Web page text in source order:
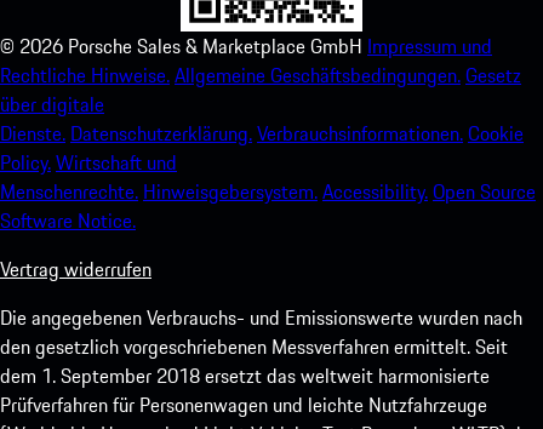
© 2026 Porsche Sales & Marketplace GmbH Impressum und
Rechtliche Hinweise.Allgemeine Geschäftsbedingungen.Gesetz
über digitale
Dienste. Datenschutzerklärung.Verbrauchsinformationen.Cookie
Policy.Wirtschaft und
Menschenrechte. Hinweisgebersystem.Accessibility.Open Source
Software Notice.
Vertrag widerrufen
Die angegebenen Verbrauchs- und Emissionswerte wurden nach
den gesetzlich vorgeschriebenen Messverfahren ermittelt. Seit
dem 1. September 2018 ersetzt das weltweit harmonisierte
Prüfverfahren für Personenwagen und leichte Nutzfahrzeuge